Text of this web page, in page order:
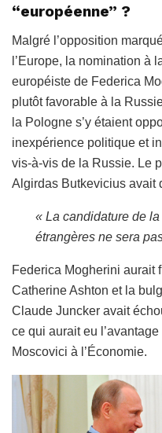
“européenne” ?
Malgré l’opposition
l’Europe, la nomination à
européiste de Federica
plutôt favorable à la
la Pologne s’y étaient
inexpérience politique et
vis-à-vis de la Russie. Le
Algirdas Butkevicius avait
« La candidature de
étrangères ne sera
Federica Mogherini aurait
Catherine Ashton et la
Claude Juncker avait
ce qui aurait eu
Moscovici à l’Économie.